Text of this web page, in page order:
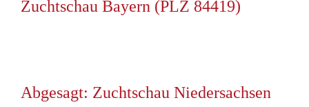
Zuchtschau Bayern (PLZ 84419)
Abgesagt: Zuchtschau Niedersachsen